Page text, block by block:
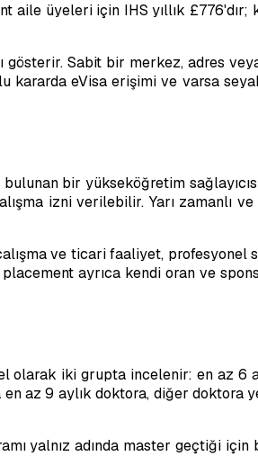
aile üyeleri için IHS yıllık
Sabit bir merkez, adres
kararda eVisa erişimi ve varsa
bir yükseköğretim
izni verilebilir. Yarı zamanlı
ve ticari faaliyet,
ayrıca kendi oran ve
olarak iki grupta incelenir: en az 6
az 9 aylık doktora, diğer
yalnız adında master geçtiği